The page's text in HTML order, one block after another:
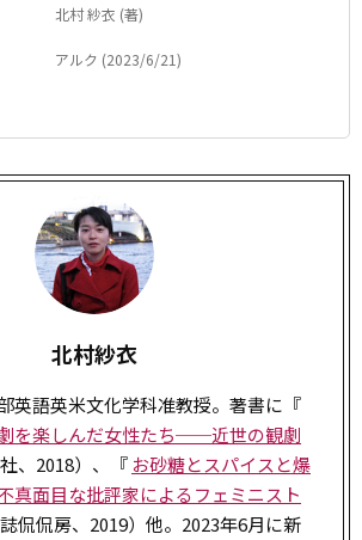
北村 紗衣 (著)
アルク (2023/6/21)
北村紗衣
英語英米文化学科准教授。著書に『
を楽しんだ女性たち──近世の観劇
、2018）、『 お砂糖とスパイスと爆
面目な批評家によるフェミニスト
侃侃房、2019）他。2023年6月に新